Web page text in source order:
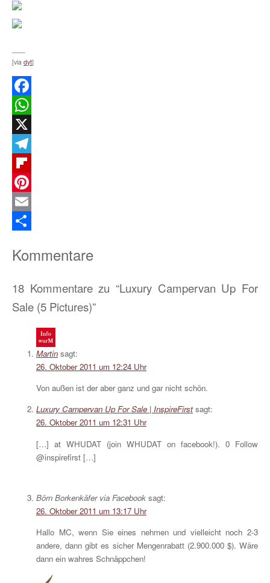
[via dyt]
Facebook
WhatsApp
X
Telegram
Flipboard
Pinterest
Email
Kommentare
18 Kommentare zu “Luxury Campervan Up For
Sale (5 Pictures)”
Martin sagt:
26. Oktober 2011 um 12:24 Uhr
Von außen ist der aber ganz und gar nicht schön.
Luxury Campervan Up For Sale | InspireFirst sagt:
26. Oktober 2011 um 12:31 Uhr
[…] at WHUDAT (join WHUDAT on facebook!). 0 Follow
@inspirefirst […]
Börn Borkenkäfer via Facebook sagt:
26. Oktober 2011 um 13:17 Uhr
Hallo MC, wenn Sie eines nehmen und vielleicht noch 2-3
andere, dann gibt es sicher Mengenrabatt (2.900.000 $). Wäre
dann ein wahres Schnäppchen!